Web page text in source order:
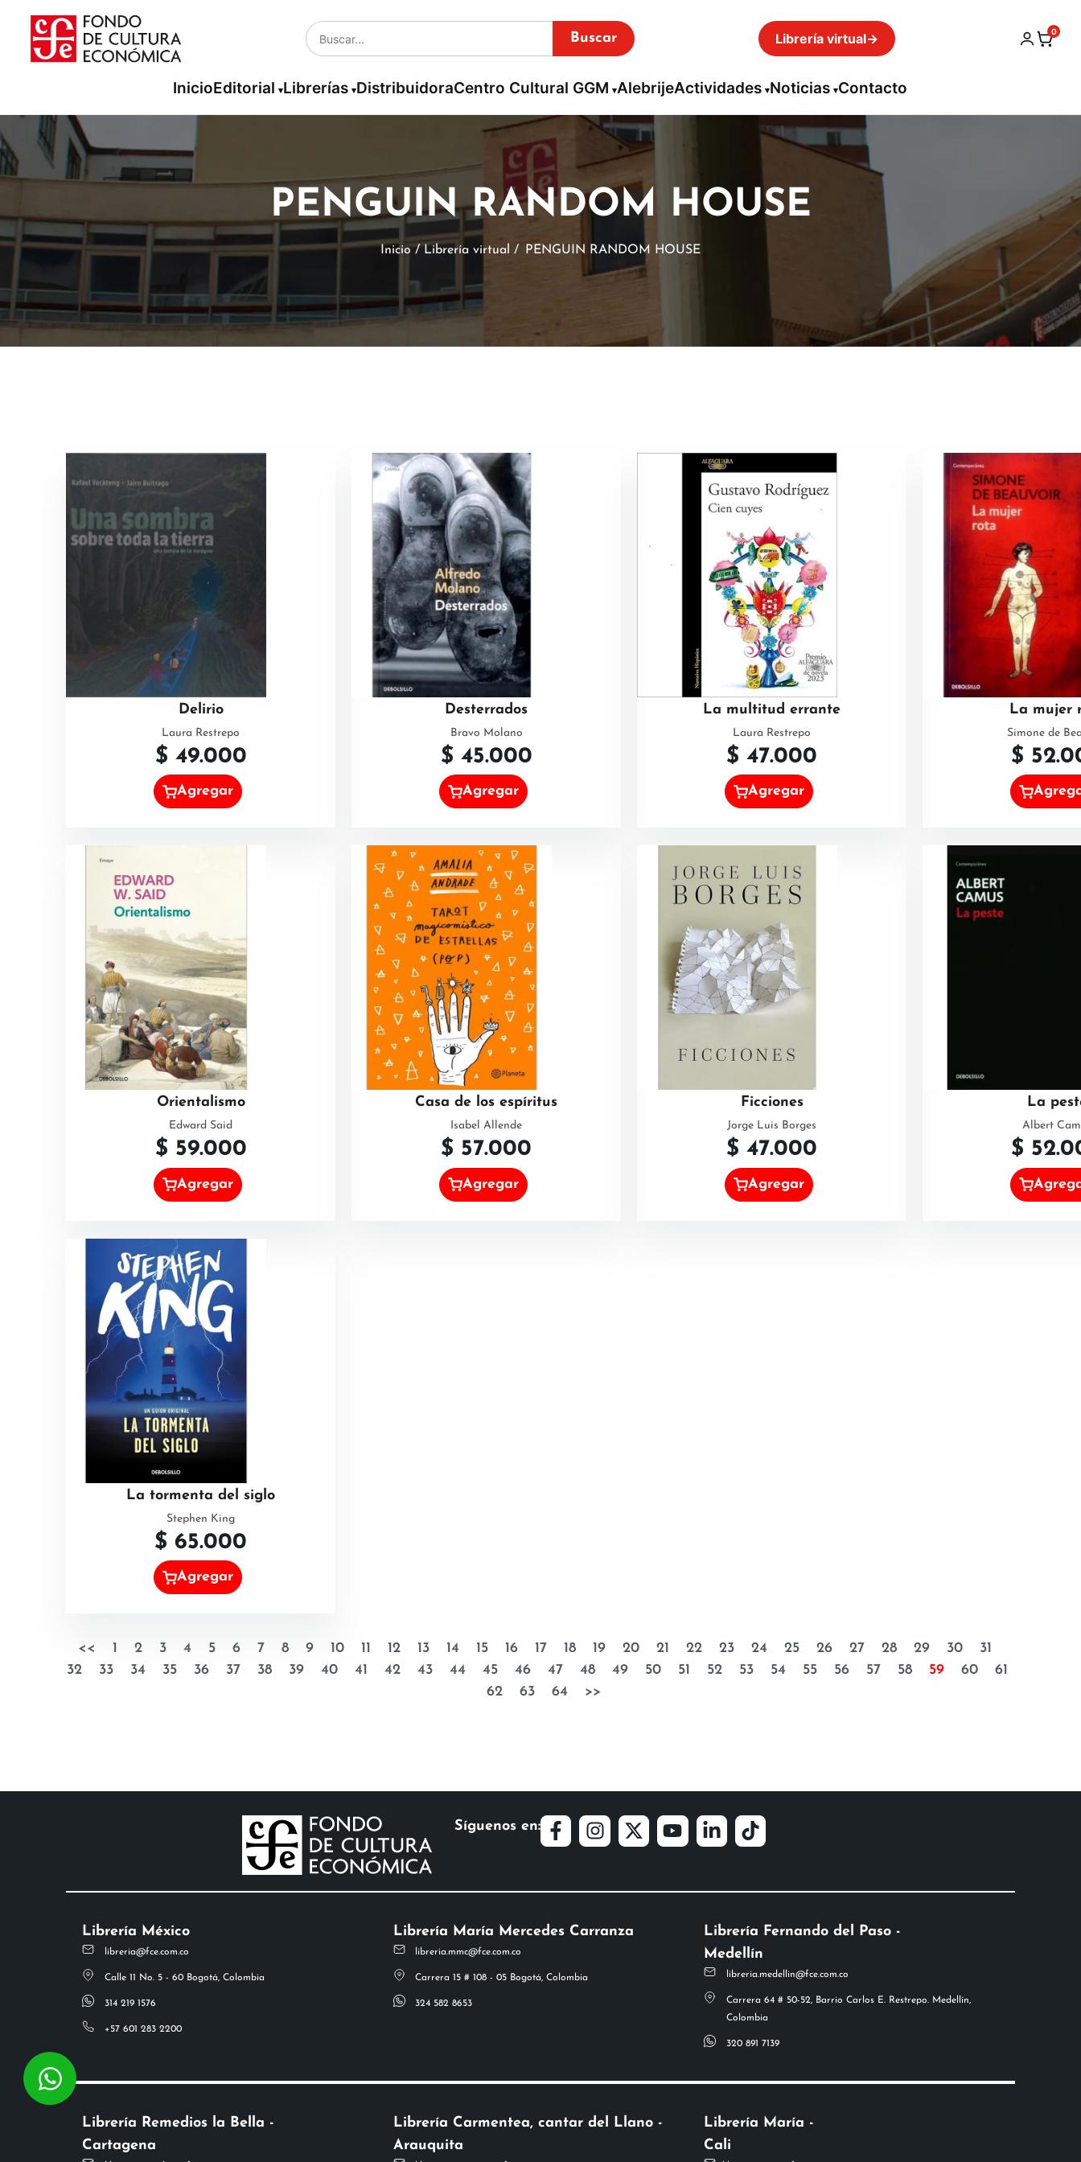
Buscar Librería virtual→ 0
InicioEditorial Librerías DistribuidoraCentro Cultural GGM AlebrijeActividades Noticias Contacto
PENGUIN RANDOM HOUSE
Inicio / Librería virtual / PENGUIN RANDOM HOUSE
Delirio
Laura Restrepo
$ 49.000
Agregar
Desterrados
Bravo Molano
$ 45.000
Agregar
La multitud errante
Laura Restrepo
$ 47.000
Agregar
La mujer
Simone de
$
Orientalismo
Edward Said
$ 59.000
Agregar
Casa de los espíritus
Isabel Allende
$ 57.000
Agregar
Ficciones
Jorge Luis Borges
$ 47.000
Agregar
La
Albert
$
La tormenta del siglo
Stephen King
$ 65.000
Agregar
<< 1 2 3 4 5 6 7 8 9 10 11 12 13 14 15 16 17 18 19 20 21 22 23 24 25 26 27 28 29 30
31
32
33 34 35 36 37 38 39 40 41 42 43 44 45 46 47 48 49 50 51 52 53 54 55 56 57 58 59 60
61
62
63 64 >>
Síguenos en:
Librería México
libreria@fce.com.co
Calle 11 No. 5 - 60 Bogotá, Colombia
314 219 1576
+57 601 283 2200
Librería María Mercedes Carranza
libreria.mmc@fce.com.co
Carrera 15 # 108 - 05 Bogotá, Colombia
324 582 8653
Librería Fernando del Paso -
Medellín
libreria.medellin@fce.com.co
Carrera 64 # 50-52, Barrio Carlos E. Restrepo. Medellín,
Colombia
320 891 7139
Librería Remedios la Bella -
Cartagena
Librería Carmentea, cantar del Llano -
Arauquita
Librería María -
Cali